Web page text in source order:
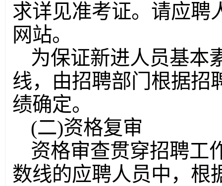
求详见准考证。请应聘
网站。
为保证新进人员基本
线，由招聘部门根据招
绩确定。
(二)资格复审
资格审查贯穿招聘工
数线的应聘人员中，根